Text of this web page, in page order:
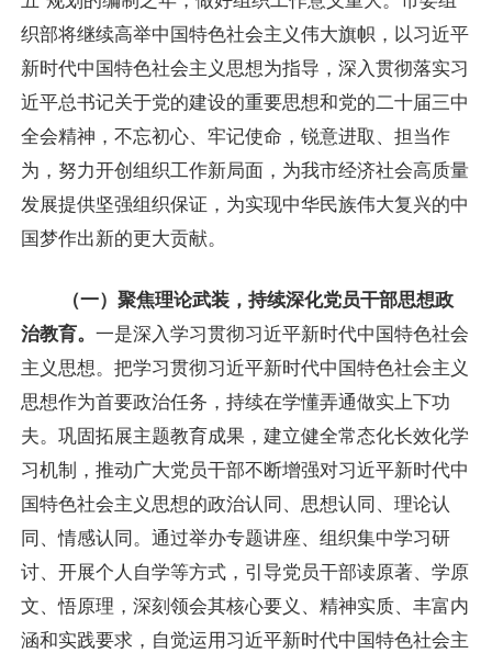
织部将继续高举中国特色社会主义伟大旗帜，以习近平
新时代中国特色社会主义思想为指导，深入贯彻落实习
近平总书记关于党的建设的重要思想和党的二十届三中
全会精神，不忘初心、牢记使命，锐意进取、担当作
为，努力开创组织工作新局面，为我市经济社会高质量
发展提供坚强组织保证，为实现中华民族伟大复兴的中
国梦作出新的更大贡献。
（一）聚焦理论武装，持续深化党员干部思想政
治教育。 一是深入学习贯彻习近平新时代中国特色社会
主义思想。把学习贯彻习近平新时代中国特色社会主义
思想作为首要政治任务，持续在学懂弄通做实上下功
夫。巩固拓展主题教育成果，建立健全常态化长效化学
习机制，推动广大党员干部不断增强对习近平新时代中
国特色社会主义思想的政治认同、思想认同、理论认
同、情感认同。通过举办专题讲座、组织集中学习研
讨、开展个人自学等方式，引导党员干部读原著、学原
文、悟原理，深刻领会其核心要义、精神实质、丰富内
涵和实践要求，自觉运用习近平新时代中国特色社会主